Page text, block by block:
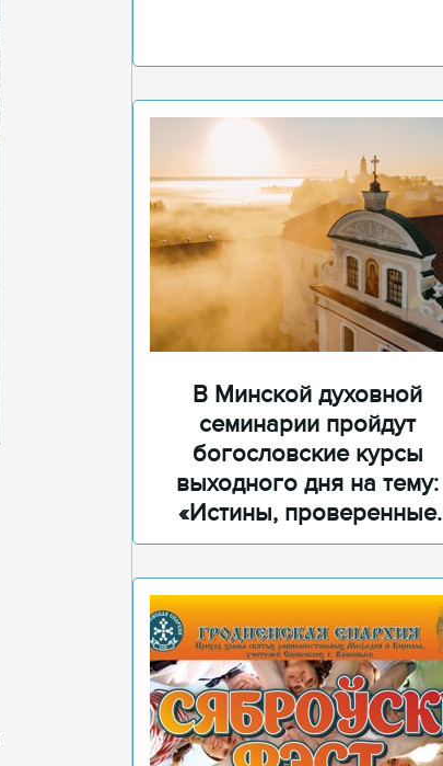
В Минской духовной
семинарии пройдут
богословские курсы
выходного дня на тему:
«Истины, проверенные
временем»